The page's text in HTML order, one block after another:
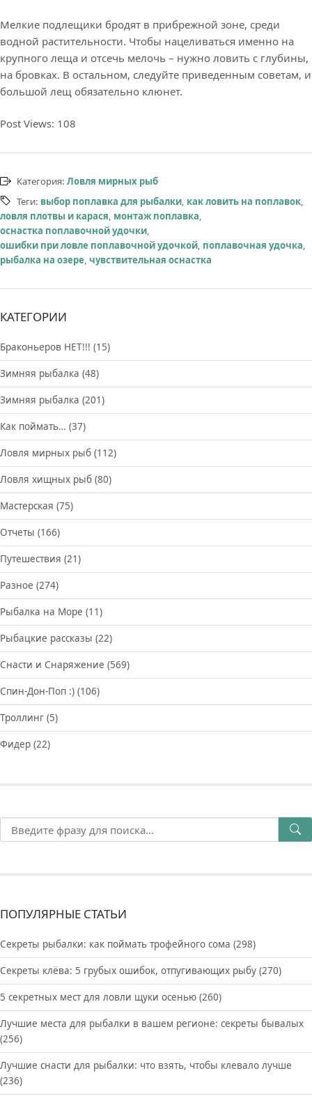
Мелкие подлещики бродят в прибрежной зоне, среди
водной растительности. Чтобы нацеливаться именно на
крупного леща и отсечь мелочь – нужно ловить с глубины,
на бровках. В остальном, следуйте приведенным советам, и
большой лещ обязательно клюнет.
Post Views: 108
Категория: Ловля мирных рыб
Теги: выбор поплавка для рыбалки, как ловить на поплавок,
ловля плотвы и карася, монтаж поплавка,
оснастка поплавочной удочки,
ошибки при ловле поплавочной удочкой, поплавочная удочка,
рыбалка на озере, чувствительная оснастка
КАТЕГОРИИ
Браконьеров НЕТ!!! (15)
Зимняя рыбалка (48)
Зимняя рыбалка (201)
Как поймать… (37)
Ловля мирных рыб (112)
Ловля хищных рыб (80)
Мастерская (75)
Отчеты (166)
Путешествия (21)
Разное (274)
Рыбалка на Море (11)
Рыбацкие рассказы (22)
Снасти и Снаряжение (569)
Спин-Дон-Поп :) (106)
Троллинг (5)
Фидер (22)
ПОПУЛЯРНЫЕ СТАТЬИ
Секреты рыбалки: как поймать трофейного сома (298)
Секреты клёва: 5 грубых ошибок, отпугивающих рыбу (270)
5 секретных мест для ловли щуки осенью (260)
Лучшие места для рыбалки в вашем регионе: секреты бывалых
(256)
Лучшие снасти для рыбалки: что взять, чтобы клевало лучше
(236)